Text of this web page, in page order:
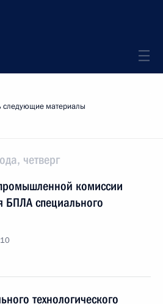
следующие материалы
четверг
комиссии
БПЛА специального
технологического